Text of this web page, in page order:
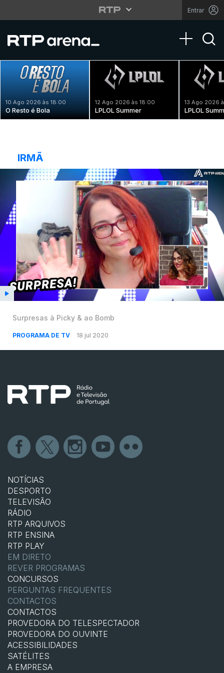
Entrar
Toggle
10 Ago 2026 às 18:00
O Resto é Bola
12 Ago 2026 às 18:00
LPLOL Summer
13 Ago 2026
LPLOL
IRMÃ
Surpresas à Picky & ao Bomb
PROGRAMA DE TV 18 jul 2020
NOTÍCIAS
DESPORTO
TELEVISÃO
RÁDIO
RTP ARQUIVOS
RTP ENSINA
RTP PLAY
EM DIRETO
REVER PROGRAMAS
CONCURSOS
PERGUNTAS FREQUENTES
CONTACTOS
CONTACTOS
PROVEDORA DO TELESPECTADOR
PROVEDORA DO OUVINTE
ACESSIBILIDADES
SATÉLITES
A EMPRESA